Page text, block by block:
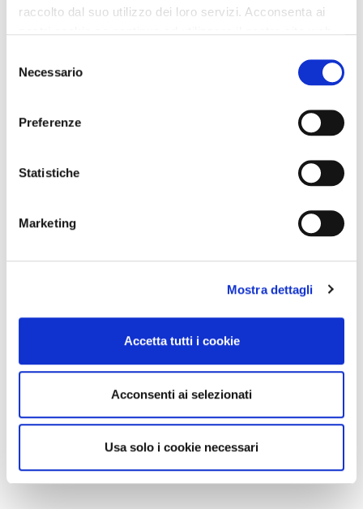
raccolto dal suo utilizzo dei loro servizi. Acconsenta ai
delNecessario
Preferenze
Statistiche
Marketing
Mostra dettagli
Accetta tutti i cookie
Acconsenti ai selezionati
Usa solo i cookie necessari